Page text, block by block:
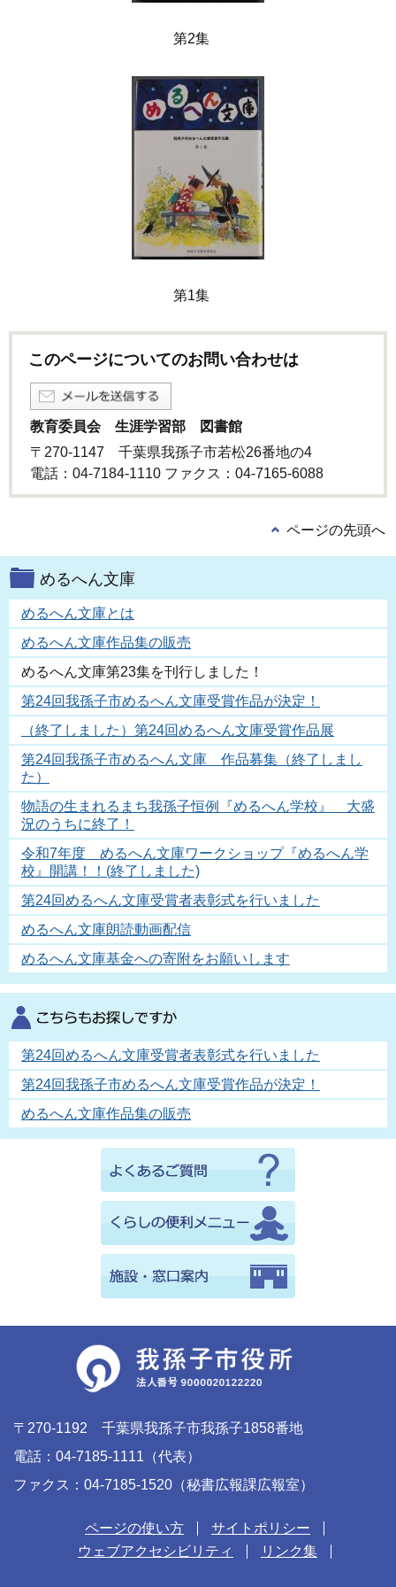
第2集
第1集
このページについてのお問い合わせは
教育委員会 生涯学習部 図書館
〒270-1147 千葉県我孫子市若松26番地の4
電話：04-7184-1110 ファクス：04-7165-6088
ページの先頭へ
めるへん文庫
めるへん文庫とは
めるへん文庫作品集の販売
めるへん文庫第23集を刊行しました！
第24回我孫子市めるへん文庫受賞作品が決定！
（終了しました）第24回めるへん文庫受賞作品展
第24回我孫子市めるへん文庫 作品募集（終了しまし
た）
物語の生まれるまち我孫子恒例『めるへん学校』 大盛
況のうちに終了！
令和7年度 めるへん文庫ワークショップ『めるへん学
校』開講！！(終了しました)
第24回めるへん文庫受賞者表彰式を行いました
めるへん文庫朗読動画配信
めるへん文庫基金への寄附をお願いします
第24回めるへん文庫受賞者表彰式を行いました
第24回我孫子市めるへん文庫受賞作品が決定！
めるへん文庫作品集の販売
〒270-1192 千葉県我孫子市我孫子1858番地
電話：04-7185-1111（代表）
ファクス：04-7185-1520（秘書広報課広報室）
ページの使い方
サイトポリシー
ウェブアクセシビリティ
リンク集